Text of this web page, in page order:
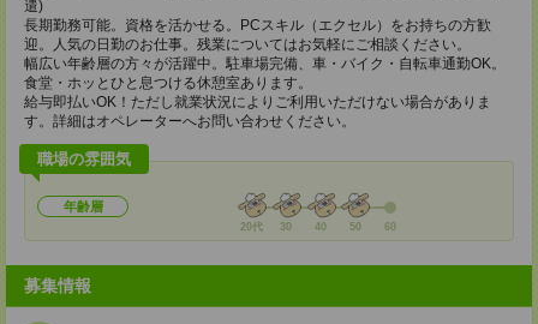
遣)
長期勤務可能。資格を活かせる。PCスキル（エクセル）をお持ちの方歓
迎。人気の日勤のお仕事。残業についてはお気軽にご相談ください。
幅広い年齢層の方々が活躍中。駐車場完備、車・バイク・自転車通勤OK。
食堂・ホッとひと息つける休憩室あります。
給与即払いOK！ただし就業状況によりご利用いただけない場合がありま
す。詳細はオペレーターへお問い合わせください。
職場の雰囲気
年齢層
20代 30 40 50 60
募集情報